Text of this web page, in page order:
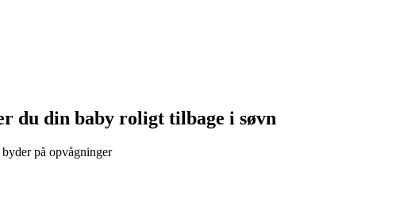
du din baby roligt tilbage i søvn
på opvågninger